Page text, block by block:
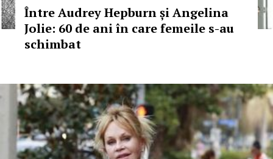
Între Audrey Hepburn și Angelina
Jolie: 60 de ani în care femeile s-au
schimbat